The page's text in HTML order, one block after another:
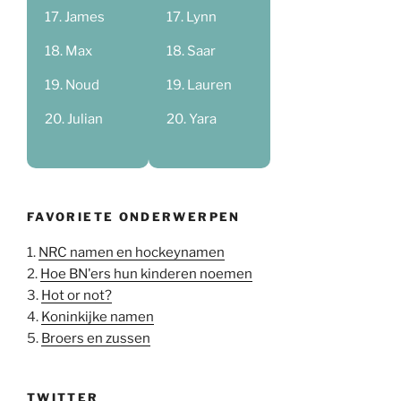
James
Max
Noud
Julian
Lynn
Saar
Lauren
Yara
FAVORIETE ONDERWERPEN
1. NRC namen en hockeynamen
2. Hoe BN'ers hun kinderen noemen
3. Hot or not?
4. Koninkijke namen
5. Broers en zussen
TWITTER